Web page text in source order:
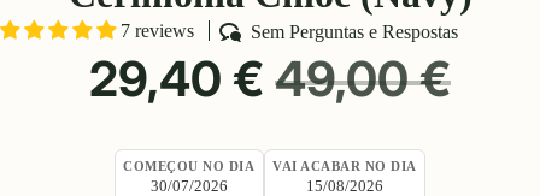
7 reviews Sem Perguntas e Respostas
PREÇO
PROMOCIONAL
29,40 € PREÇO
NORMAL
49,00 €
COMEÇOU NO DIA
30/07/2026
VAI ACABAR NO DIA
15/08/2026